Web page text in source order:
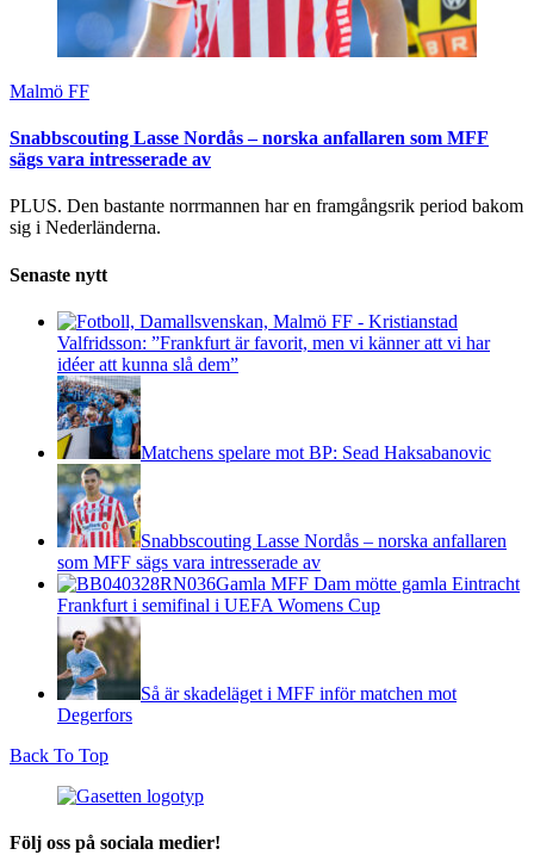
Malmö FF
Snabbscouting Lasse Nordås – norska anfallaren som MFF
sägs vara intresserade av
PLUS. Den bastante norrmannen har en framgångsrik period bakom
sig i Nederländerna.
Senaste nytt
Valfridsson: ”Frankfurt är favorit, men vi känner att vi har
idéer att kunna slå dem”
Matchens spelare mot BP: Sead Haksabanovic
Snabbscouting Lasse Nordås – norska anfallaren
som MFF sägs vara intresserade av
Gamla MFF Dam mötte gamla Eintracht
Frankfurt i semifinal i UEFA Womens Cup
Så är skadeläget i MFF inför matchen mot
Degerfors
Back To Top
Följ oss på sociala medier!